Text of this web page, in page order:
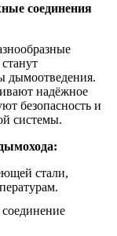
соединения
дымоотведения.
надёжное
безопасность и
системы.
стали,